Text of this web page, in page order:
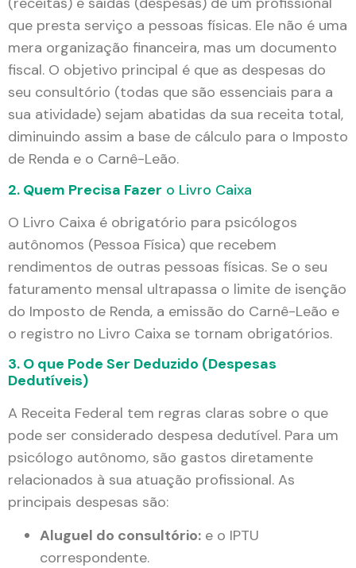
que presta serviço a pessoas físicas. Ele não é uma
mera organização financeira, mas um documento
fiscal. O objetivo principal é que as despesas do
seu consultório (todas que são essenciais para a
sua atividade) sejam abatidas da sua receita total,
diminuindo assim a base de cálculo para o Imposto
de Renda e o Carnê-Leão.
2. Quem Precisa Fazer o Livro Caixa
O Livro Caixa é obrigatório para psicólogos
autônomos (Pessoa Física) que recebem
rendimentos de outras pessoas físicas. Se o seu
faturamento mensal ultrapassa o limite de isenção
do Imposto de Renda, a emissão do Carnê-Leão e
o registro no Livro Caixa se tornam obrigatórios.
3. O que Pode Ser Deduzido (Despesas
Dedutíveis)
A Receita Federal tem regras claras sobre o que
pode ser considerado despesa dedutível. Para um
psicólogo autônomo, são gastos diretamente
relacionados à sua atuação profissional. As
principais despesas são:
Aluguel do consultório: e o IPTU
correspondente.